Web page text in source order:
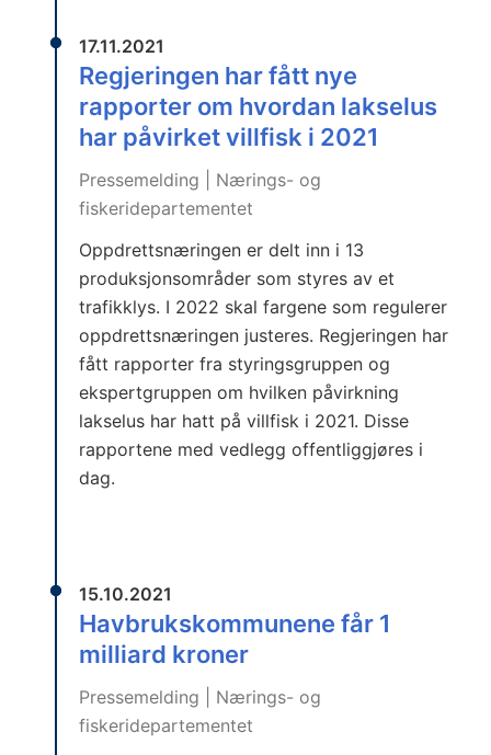
17.11.2021
Regjeringen har fått nye
rapporter om hvordan lakselus
har påvirket villfisk i 2021
Pressemelding | Nærings- og
fiskeridepartementet
Oppdrettsnæringen er delt inn i 13
produksjonsområder som styres av et
trafikklys. I 2022 skal fargene som regulerer
oppdrettsnæringen justeres. Regjeringen har
fått rapporter fra styringsgruppen og
ekspertgruppen om hvilken påvirkning
lakselus har hatt på villfisk i 2021. Disse
rapportene med vedlegg offentliggjøres i
dag.
15.10.2021
Havbrukskommunene får 1
milliard kroner
Pressemelding | Nærings- og
fiskeridepartementet